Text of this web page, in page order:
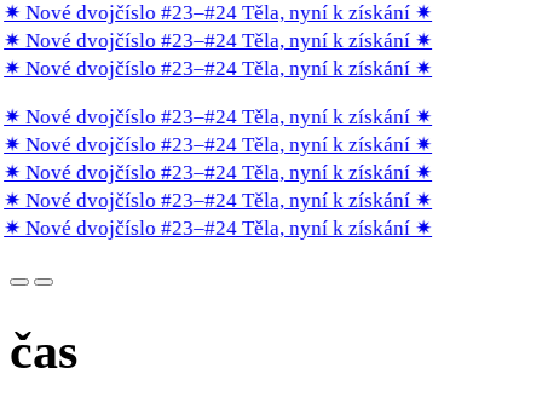
✷ Nové dvojčíslo #23–#24 Těla, nyní k získání ✷
✷ Nové dvojčíslo #23–#24 Těla, nyní k získání ✷
✷ Nové dvojčíslo #23–#24 Těla, nyní k získání ✷
✷ Nové dvojčíslo #23–#24 Těla, nyní k získání ✷
✷ Nové dvojčíslo #23–#24 Těla, nyní k získání ✷
✷ Nové dvojčíslo #23–#24 Těla, nyní k získání ✷
✷ Nové dvojčíslo #23–#24 Těla, nyní k získání ✷
✷ Nové dvojčíslo #23–#24 Těla, nyní k získání ✷
čas